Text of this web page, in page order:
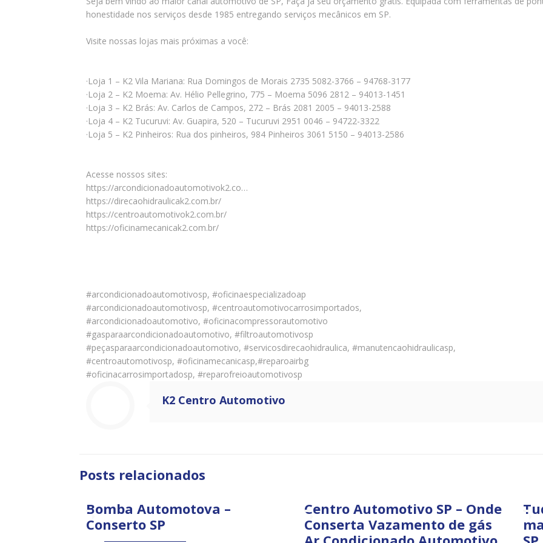
honestidade nos serviços desde 1985 entregando serviços mecânicos em SP.
Visite nossas lojas mais próximas a você:
·Loja 1 – K2 Vila Mariana: Rua Domingos de Morais 2735 5082-3766 – 94768-3177
·Loja 2 – K2 Moema: Av. Hélio Pellegrino, 775 – Moema 5096 2812 – 94013-1451
·Loja 3 – K2 Brás: Av. Carlos de Campos, 272 – Brás 2081 2005 – 94013-2588
·Loja 4 – K2 Tucuruvi: Av. Guapira, 520 – Tucuruvi 2951 0046 – 94722-3322
·Loja 5 – K2 Pinheiros: Rua dos pinheiros, 984 Pinheiros 3061 5150 – 94013-2586
Acesse nossos sites:
https://arcondicionadoautomotivok2.co…
https://direcaohidraulicak2.com.br/
https://centroautomotivok2.com.br/
https://oficinamecanicak2.com.br/
#arcondicionadoautomotivosp, #oficinaespecializadoap
#arcondicionadoautomotivosp, #centroautomotivocarrosimportados,
#arcondicionadoautomotivo, #oficinacompressorautomotivo
#gasparaarcondicionadoautomotivo, #filtroautomotivosp
#peçasparaarcondicionadoautomotivo, #servicosdirecaohidraulica, #manutencaohidraulicasp,
#centroautomotivosp, #oficinamecanicasp,#reparoairbg
#oficinacarrosimportadosp, #reparofreioautomotivosp
K2 Centro Automotivo
Posts relacionados
Bomba Automotova –
Conserto SP
Centro Automotivo SP – Onde
Conserta Vazamento de gás